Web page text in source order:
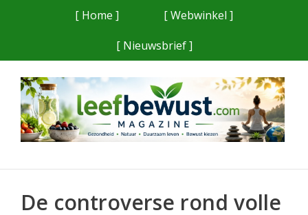
[ Home ]
[ Webwinkel ]
[ Nieuwsbrief ]
De controverse rond volle